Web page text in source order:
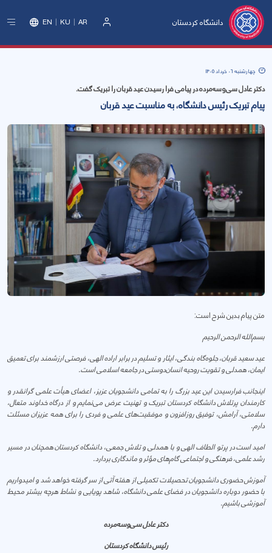
دانشگاه کردستان EN KU AR
چهارشنبه 06 خرداد 1405
دکتر عادل سی‌وسه‌مرده در پیامی فرا رسیدن عید قربان را تبریک گفت.
پیام تبریک رئیس دانشگاه، به مناسبت عید قربان
متن پیام بدین شرح است:
بسم‌الله الرحمن الرحیم
عید سعید قربان، جلوه‌گاه بندگی، ایثار و تسلیم در برابر اراده الهی، فرصتی ارزشمند برای تعمیق
ایمان، همدلی و تقویت روحیه انسان‌دوستی در جامعه اسلامی است.
اینجانب فرارسیدن این عید بزرگ را به تمامی دانشجویان عزیز، اعضای هیأت علمی گرانقدر و
کارمندان پرتلاش دانشگاه کردستان تبریک و تهنیت عرض می‌نمایم و از درگاه خداوند متعال،
سلامتی، آرامش، توفیق روزافزون و موفقیت‌های علمی و فردی را برای همه عزیزان مسئلت
دارم.
امید است در پرتو الطاف الهی و با همدلی و تلاش جمعی، دانشگاه کردستان همچنان در مسیر
رشد علمی، فرهنگی و اجتماعی گام‌های مؤثر و ماندگاری بردارد.
آموزش حضوری دانشجویان تحصیلات تکمیلی از هفته آتی از سر گرفته خواهد شد و امیدواریم
با حضور دوباره دانشجویان در فضای علمی دانشگاه، شاهد پویایی و نشاط هرچه بیشتر محیط
آموزشی باشیم.
دکتر عادل سی‌وسه‌مرده
رئیس دانشگاه کردستان